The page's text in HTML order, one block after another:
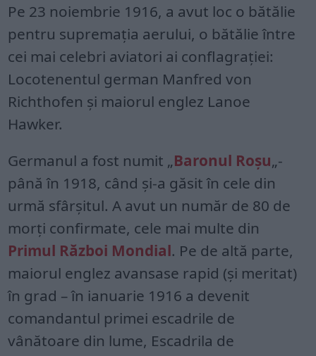
Pe 23 noiembrie 1916, a avut loc o bătălie
pentru supremația aerului, o bătălie între
cei mai celebri aviatori ai conflagrației:
Locotenentul german Manfred von
Richthofen și maiorul englez Lanoe
Hawker.
Germanul a fost numit „Baronul Roșu„-
până în 1918, când și-a găsit în cele din
urmă sfârșitul. A avut un număr de 80 de
morți confirmate, cele mai multe din
Primul Război Mondial. Pe de altă parte,
maiorul englez avansase rapid (și meritat)
în grad – în ianuarie 1916 a devenit
comandantul primei escadrile de
vânătoare din lume, Escadrila de